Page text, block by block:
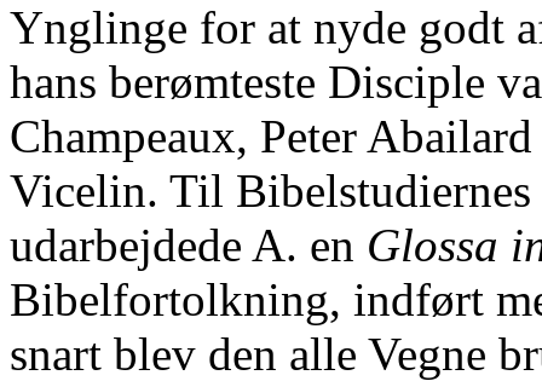
Ynglinge for at nyde godt
hans berømteste Disciple
Champeaux, Peter
Vicelin. Til Bibelstudiernes
udarbejdede A. en Glossa
Bibelfortolkning, indført
snart blev den alle Vegne